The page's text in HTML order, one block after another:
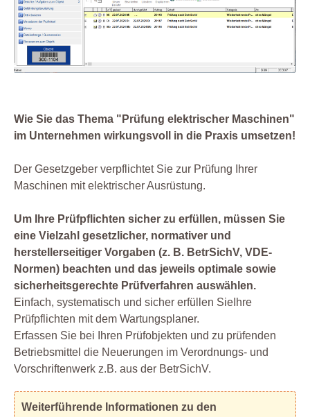
Wie Sie das Thema "Prüfung elektrischer Maschinen"
im Unternehmen wirkungsvoll in die Praxis umsetzen!
Der Gesetzgeber verpflichtet Sie zur Prüfung Ihrer
Maschinen mit elektrischer Ausrüstung.
Um Ihre Prüfpflichten sicher zu erfüllen, müssen Sie
eine Vielzahl gesetzlicher, normativer und
herstellerseitiger Vorgaben (z. B. BetrSichV, VDE-
Normen) beachten und das jeweils optimale sowie
sicherheitsgerechte Prüfverfahren auswählen.
Einfach, systematisch und sicher erfüllen SieIhre
Prüfpflichten mit dem Wartungsplaner.
Erfassen Sie bei Ihren Prüfobjekten und zu prüfenden
Betriebsmittel die Neuerungen im Verordnungs- und
Vorschriftenwerk z.B. aus der BetrSichV.
Weiterführende Informationen zu den